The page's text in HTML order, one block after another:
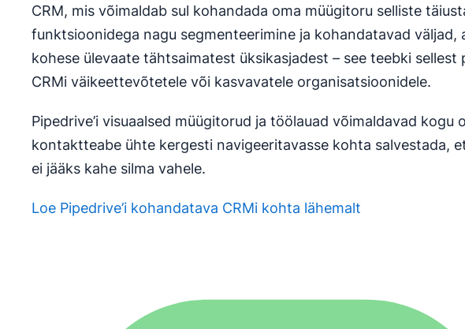
CRM, mis võimaldab sul kohandada oma müügitoru selliste
funktsioonidega nagu segmenteerimine ja kohandatavad väljad,
kohese ülevaate tähtsaimatest üksikasjadest – see teebki sellest
CRMi väikeettevõtetele või kasvavatele organisatsioonidele.
Pipedrive’i visuaalsed müügitorud ja töölauad võimaldavad kogu
kontaktteabe ühte kergesti navigeeritavasse kohta salvestada,
ei jääks kahe silma vahele.
Loe Pipedrive’i kohandatava CRMi kohta lähemalt